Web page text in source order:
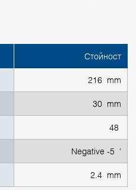
Стойност
216 mm
30 mm
48
Negative -5 '
2.4 mm